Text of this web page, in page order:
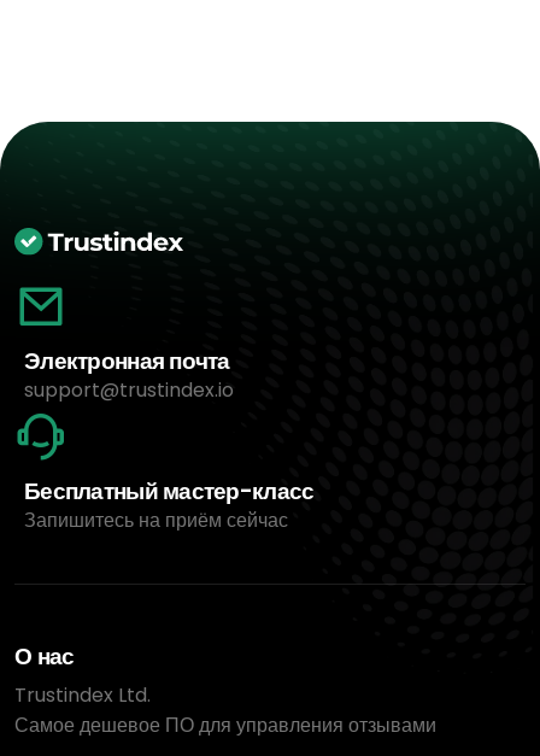
Электронная почта
support@trustindex.io
Бесплатный мастер-класс
Запишитесь на приём сейчас
О нас
Trustindex Ltd.
Самое дешевое ПО для управления отзывами